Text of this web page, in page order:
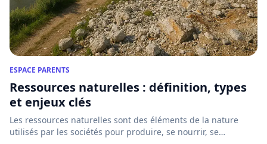
ESPACE PARENTS
Ressources naturelles : définition, types
et enjeux clés
Les ressources naturelles sont des éléments de la nature
utilisés par les sociétés pour produire, se nourrir, se